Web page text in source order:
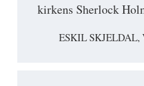
kirkens Sherlock
ESKIL SKJELDAL,